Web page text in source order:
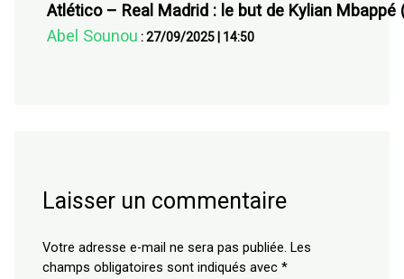
Atlético – Real Madrid : le but de Kylian Mbappé
Abel Sounou :27/09/2025 14:50
Laisser un commentaire
Votre adresse e-mail ne sera pas publiée. Les
champs obligatoires sont indiqués avec*